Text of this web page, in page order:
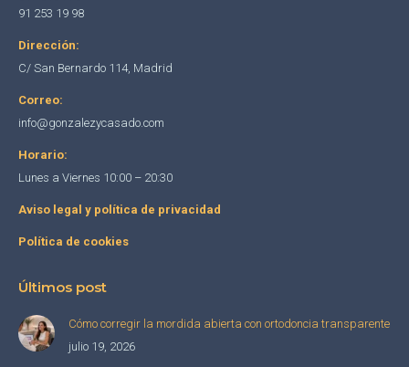
in
window
in
window
91 253 19 98
Dirección:
C/ San Bernardo 114, Madrid
Correo:
info@gonzalezycasado.com
Horario:
Lunes a Viernes 10:00 – 20:30
Aviso legal y política de privacidad
Política de cookies
Últimos post
Cómo corregir la mordida abierta con ortodoncia transparente
julio 19, 2026